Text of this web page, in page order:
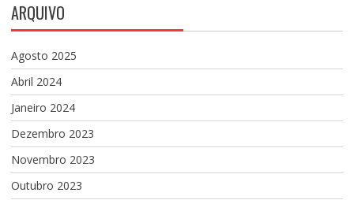
ARQUIVO
Agosto 2025
Abril 2024
Janeiro 2024
Dezembro 2023
Novembro 2023
Outubro 2023